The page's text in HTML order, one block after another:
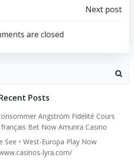
navigation
Next post
are closed
Posts
Angström Fidélité Cours
Bet Now Amunra Casino
See • West-Europa Play Now
lyra.com/